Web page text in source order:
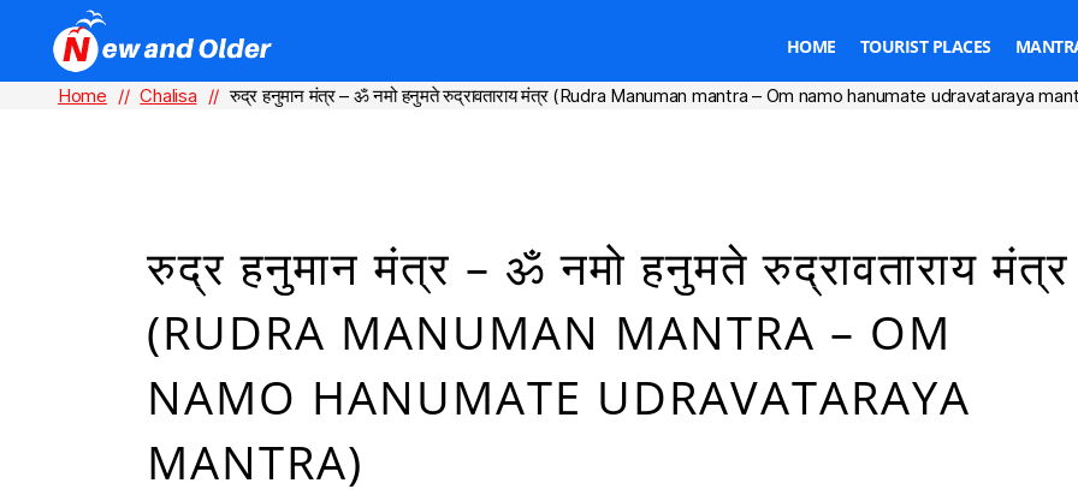
HOME TOURIST PLACES
Home // Chalisa // रुद्र हनुमान मंत्र – ॐ नमो हनुमते रुद्रावताराय मंत्र (Rudra Manuman mantra – Om namo hanumate udravataraya
Categories
रुद्र हनुमान मंत्र – ॐ नमो हनुमते रुद्रावताराय मंत्र
(RUDRA MANUMAN MANTRA – OM
NAMO HANUMATE UDRAVATARAYA
MANTRA)